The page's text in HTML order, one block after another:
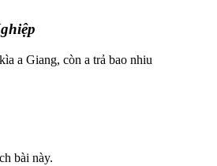
a Giang, còn a trả bao nhiu
bài này.